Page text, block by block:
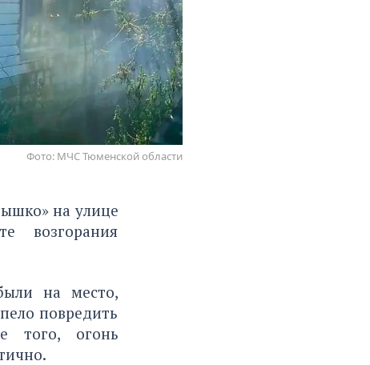
Фото: МЧС Тюменской области
на улице
возгорания
на место,
повредить
того, огонь